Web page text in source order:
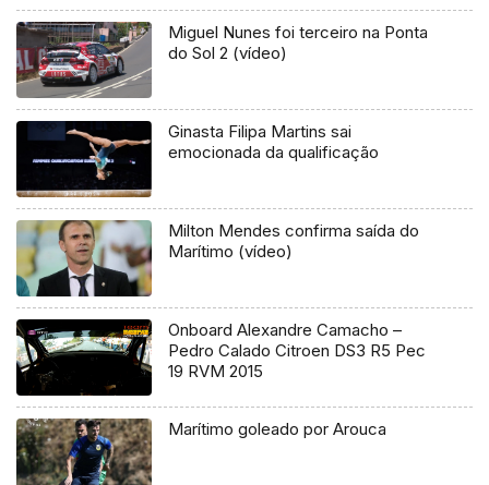
Miguel Nunes foi terceiro na Ponta
do Sol 2 (vídeo)
Ginasta Filipa Martins sai
emocionada da qualificação
Milton Mendes confirma saída do
Marítimo (vídeo)
Onboard Alexandre Camacho –
Pedro Calado Citroen DS3 R5 Pec
19 RVM 2015
Marítimo goleado por Arouca